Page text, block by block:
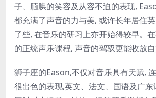
子、腼腆的笑容及从容不迫的表现,
都充满了声音的力与美, 或许长年居住
了些, 在音乐的研习上亦开始得较早。
的正统声乐课程, 声音的驾驭更能收放自
狮子座的Eason,不仅对音乐具有天赋,
很出色的表现,英文、法文、国语及广东